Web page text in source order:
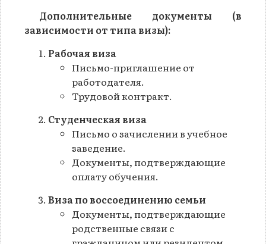
Дополнительные документы (в
зависимости от типа визы):
Рабочая виза
Письмо-приглашение от
работодателя.
Трудовой контракт.
Студенческая виза
Письмо о зачислении в учебное
заведение.
Документы, подтверждающие
оплату обучения.
Виза по воссоединению семьи
Документы, подтверждающие
родственные связи с